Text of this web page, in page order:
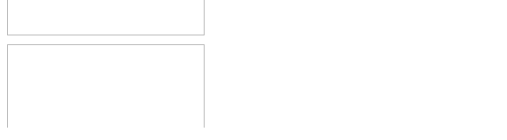
voor verblijf van